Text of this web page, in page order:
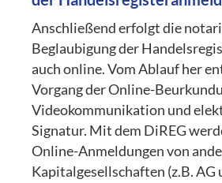
Anschließend erfolgt die
Beglaubigung der
auch online. Vom Ablauf her
Vorgang der Online-
Videokommunikation und
Signatur. Mit dem DiREG
Online-Anmeldungen von
Kapitalgesellschaften (z.B. AG